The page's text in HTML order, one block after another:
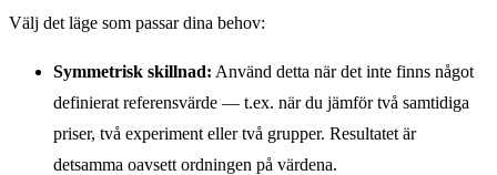
Välj det läge som passar dina behov:
Symmetrisk skillnad: Använd detta när det inte finns något
definierat referensvärde — t.ex. när du jämför två samtidiga
priser, två experiment eller två grupper. Resultatet är
detsamma oavsett ordningen på värdena.